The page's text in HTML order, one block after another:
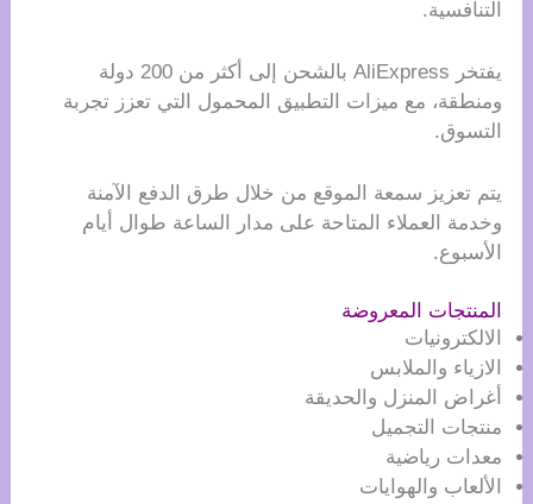
التنافسية.
يفتخر AliExpress بالشحن إلى أكثر من 200 دولة
ومنطقة، مع ميزات التطبيق المحمول التي تعزز تجربة
التسوق.
يتم تعزيز سمعة الموقع من خلال طرق الدفع الآمنة
وخدمة العملاء المتاحة على مدار الساعة طوال أيام
الأسبوع.
المنتجات المعروضة
الالكترونيات
الازياء والملابس
أغراض المنزل والحديقة
منتجات التجميل
معدات رياضية
الألعاب والهوايات